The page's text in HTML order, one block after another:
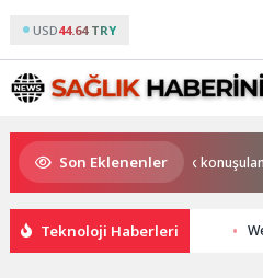
USD44.64 TRY
Son Eklenenler
Özgür Aras’ın çok konuşulan
Teknoloji Haberleri